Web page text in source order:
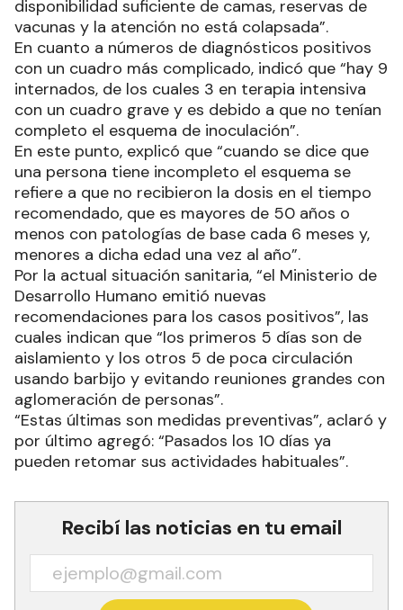
disponibilidad suficiente de camas, reservas de
vacunas y la atención no está colapsada”.
En cuanto a números de diagnósticos positivos
con un cuadro más complicado, indicó que “hay 9
internados, de los cuales 3 en terapia intensiva
con un cuadro grave y es debido a que no tenían
completo el esquema de inoculación”.
En este punto, explicó que “cuando se dice que
una persona tiene incompleto el esquema se
refiere a que no recibieron la dosis en el tiempo
recomendado, que es mayores de 50 años o
menos con patologías de base cada 6 meses y,
menores a dicha edad una vez al año”.
Por la actual situación sanitaria, “el Ministerio de
Desarrollo Humano emitió nuevas
recomendaciones para los casos positivos”, las
cuales indican que “los primeros 5 días son de
aislamiento y los otros 5 de poca circulación
usando barbijo y evitando reuniones grandes con
aglomeración de personas”.
“Estas últimas son medidas preventivas”, aclaró y
por último agregó: “Pasados los 10 días ya
pueden retomar sus actividades habituales”.
Recibí las noticias en tu email